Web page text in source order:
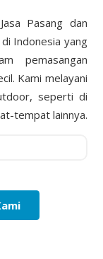
Pasang dan
Indonesia yang
pemasangan
Kami melayani
seperti di
tempat lainnya.